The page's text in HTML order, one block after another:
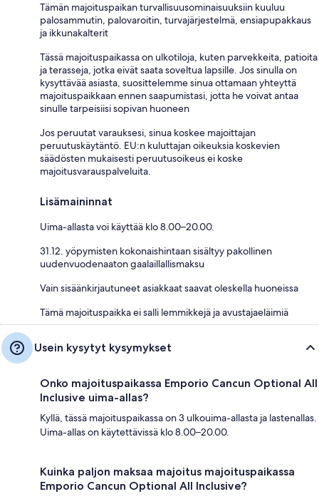
Tämän majoituspaikan turvallisuusominaisuuksiin kuuluu
palosammutin, palovaroitin, turvajärjestelmä, ensiapupakkaus
ja ikkunakalterit
Tässä majoituspaikassa on ulkotiloja, kuten parvekkeita, patioita
ja terasseja, jotka eivät saata soveltua lapsille. Jos sinulla on
kysyttävää asiasta, suosittelemme sinua ottamaan yhteyttä
majoituspaikkaan ennen saapumistasi, jotta he voivat antaa
sinulle tarpeisiisi sopivan huoneen
Jos peruutat varauksesi, sinua koskee majoittajan
peruutuskäytäntö. EU:n kuluttajan oikeuksia koskevien
säädösten mukaisesti peruutusoikeus ei koske
majoitusvarauspalveluita.
Lisämaininnat
Uima-allasta voi käyttää klo 8.00–20.00.
31.12. yöpymisten kokonaishintaan sisältyy pakollinen
uudenvuodenaaton gaalaillallismaksu
Vain sisäänkirjautuneet asiakkaat saavat oleskella huoneissa
Tämä majoituspaikka ei salli lemmikkejä ja avustajaeläimiä
Usein kysytyt kysymykset
Onko majoituspaikassa Emporio Cancun Optional All
Inclusive uima-allas?
Kyllä, tässä majoituspaikassa on 3 ulkouima-allasta ja lastenallas.
Uima-allas on käytettävissä klo 8.00–20.00.
Kuinka paljon maksaa majoitus majoituspaikassa
Emporio Cancun Optional All Inclusive?